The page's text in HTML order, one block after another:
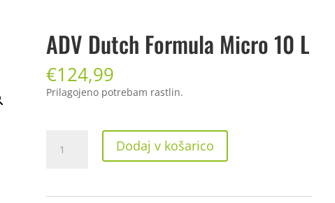
ADV Dutch Formula Micro 10 L
€124,99
Prilagojeno potrebam rastlin.
Dutch
10
Dodaj v košarico